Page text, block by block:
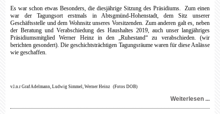
Es war schon etwas Besonders, die diesjährige Sitzung des Präsidiums.
Zum einen
war der Tagungsort erstmals in Abtsgmünd-Hohenstadt, dem Sitz unserer
Geschäftsstelle und dem Wohnsitz unseres Vorsitzenden. Zum anderen galt es, neben
der Beratung und Verabschiedung des Haushaltes 2019, auch unser langjähriges
Präsidiumsmitglied Werner Heinz in den „Ruhestand“ zu verabschieden. (wir
berichten gesondert). Die geschichtsträchtigen Tagungsräume waren für diese Anlässe
wie geschaffen.
v.l.n.r Graf Adelmann, Ludwig Simmel, Werner Heinz (Fotos DOB)
Weiterlesen ...